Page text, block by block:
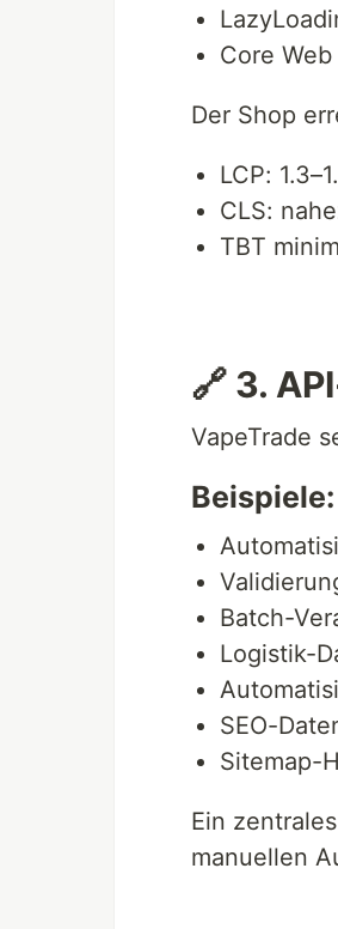
Core
Der Shop
LCP:
CLS:
TBT
🔗 3.
VapeTrade
Beispiele:
Batch-
Logistik-
SEO-
Sitemap-
Ein
manuellen